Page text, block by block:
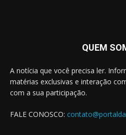
QUEM
A notícia que você precisa ler.
matérias exclusivas e interação
com a sua participação.
FALE CONOSCO: